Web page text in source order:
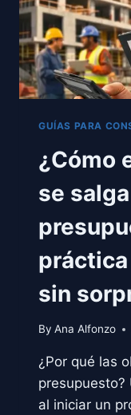
DE
GUÍAS PARA
¿Cómo
se
sin
By Ana Alfonzo
¿Por qué las
presupuesto?
al iniciar un